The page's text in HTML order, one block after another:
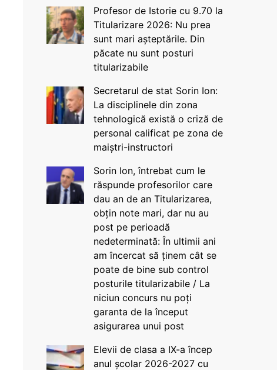
Profesor de Istorie cu 9.70 la
Titularizare 2026: Nu prea
sunt mari așteptările. Din
păcate nu sunt posturi
titularizabile
Secretarul de stat Sorin Ion:
La disciplinele din zona
tehnologică există o criză de
personal calificat pe zona de
maiștri-instructori
Sorin Ion, întrebat cum le
răspunde profesorilor care
dau an de an Titularizarea,
obțin note mari, dar nu au
post pe perioadă
nedeterminată: În ultimii ani
am încercat să ținem cât se
poate de bine sub control
posturile titularizabile / La
niciun concurs nu poți
garanta de la început
asigurarea unui post
Elevii de clasa a IX-a încep
anul școlar 2026-2027 cu